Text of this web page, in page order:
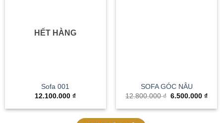
HẾT HÀNG
Sofa 001
12.100.000₫
SOFA GÓC NÂU
12.800.000₫ Giá
là:
6.500.000₫Giá
tại